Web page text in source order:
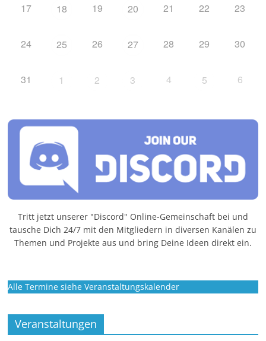
17 18 19 20 21 22 23
24 25 26 27 28 29 30
31 1 2 3 4 5 6
Tritt jetzt unserer "Discord" Online-Gemeinschaft bei und
tausche Dich 24/7 mit den Mitgliedern in diversen Kanälen zu
Themen und Projekte aus und bring Deine Ideen direkt ein.
Alle Termine siehe Veranstaltungskalender
Veranstaltungen